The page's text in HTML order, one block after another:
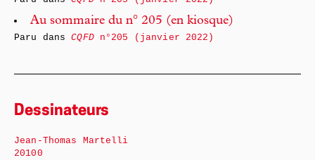
Au sommaire du n° 205 (en kiosque)
Paru dansCQFDn°205 (janvier 2022)
Dessinateurs
Jean-Thomas Martelli
20100